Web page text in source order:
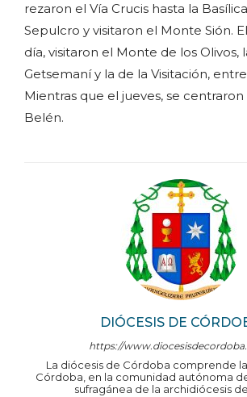
DIÓCESIS DE
https://
La diócesis de Córdoba comprende
Córdoba, en la comunidad autónoma
sufragánea de la archidiócesis
rezaron el Vía Crucis hasta la
Sepulcro y visitaron el Monte Sión.
día, visitaron el Monte de los Olivos,
Getsemaní y la de la Visitación,
Mientras que el jueves, se
Belén.